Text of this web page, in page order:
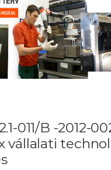
011/B -2012-
vállalati